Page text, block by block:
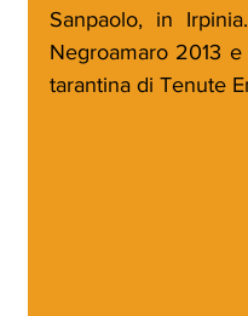
Sanpaolo, in
Negroamaro 2013
tarantina di Tenute